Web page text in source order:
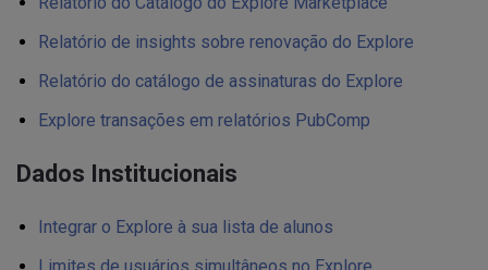
Relatório de insights sobre renovação do Explore
Relatório do catálogo de assinaturas do Explore
Explore transações em relatórios PubComp
Dados Institucionais
Integrar o Explore à sua lista de alunos